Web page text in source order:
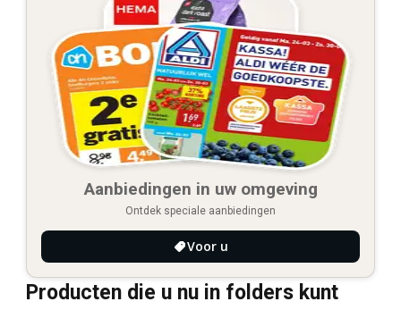
Aanbiedingen in uw omgeving
Ontdek speciale aanbiedingen
Voor u
Producten die u nu in folders kunt